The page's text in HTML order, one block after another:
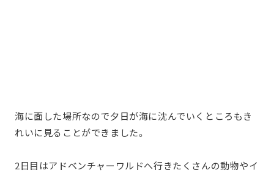
海に面した場所なので夕日が海に沈んでいくところもき
れいに見ることができました。
2日目はアドベンチャーワルドへ行きたくさんの動物やイ